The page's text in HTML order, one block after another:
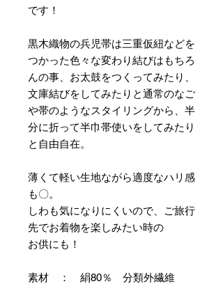
です！
黒木織物の兵児帯は三重仮紐などを
つかった色々な変わり結びはもちろ
んの事、お太鼓をつくってみたり、
文庫結びをしてみたりと通常のなご
や帯のようなスタイリングから、半
分に折って半巾帯使いをしてみたり
と自由自在。
薄くて軽い生地ながら適度なハリ感
も〇。
しわも気になりにくいので、ご旅行
先でお着物を楽しみたい時の
お供にも！
素材 ： 絹80％ 分類外繊維